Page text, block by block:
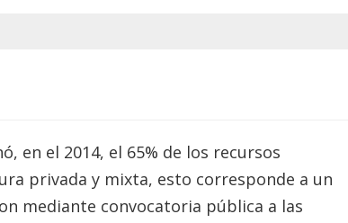
en el 2014, el 65% de los recursos
privada y mixta, esto corresponde a un
mediante convocatoria pública a las